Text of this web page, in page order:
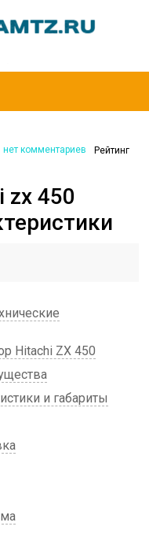
нет комментариев Рейтинг
zx 450
Hitachi ZX 450
и габариты